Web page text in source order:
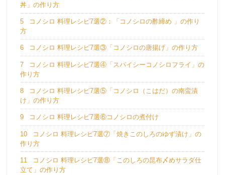
丼」の作り方
5
コノシロ 料理レシピ7選②：「コノシロの酢締め 」の作り
方
6 コノシロ 料理レシピ7選③「コノシロの唐揚げ」の作り方
7
コノシロ 料理レシピ7選④「スパイシーコノシロフライ」の
作り方
8
コノシロ 料理レシピ7選⑤「コノシロ（こはだ）の南蛮漬
け」の作り方
9 コノシロ 料理レシピ7選⑥コノシロの煮付け
10
コノシロ 料理レシピ7選⑦「焼きこのしろのゆず漬け」の
作り方
11
コノシロ 料理レシピ7選⑧「このしろの昆布〆めサラダ仕
立て」の作り方